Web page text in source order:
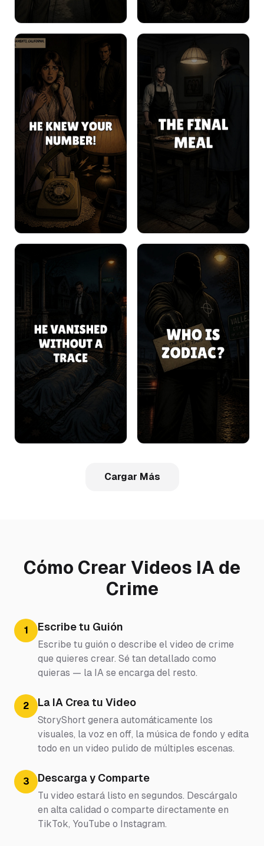
Cargar Más
Cómo Crear Videos IA de
Crime
1 Escribe tu Guión
Escribe tu guión o describe el video de crime
que quieres crear. Sé tan detallado como
quieras — la IA se encarga del resto.
2 La IA Crea tu Video
StoryShort genera automáticamente los
visuales, la voz en off, la música de fondo y edita
todo en un video pulido de múltiples escenas.
3 Descarga y Comparte
Tu video estará listo en segundos. Descárgalo
en alta calidad o comparte directamente en
TikTok, YouTube o Instagram.